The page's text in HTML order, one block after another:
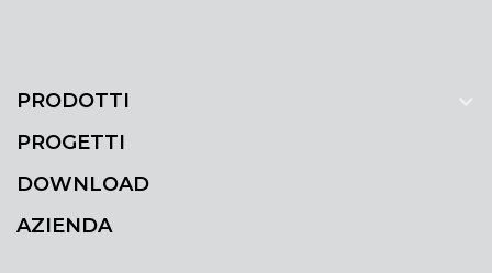
PRODOTTI
PROGETTI
DOWNLOAD
AZIENDA